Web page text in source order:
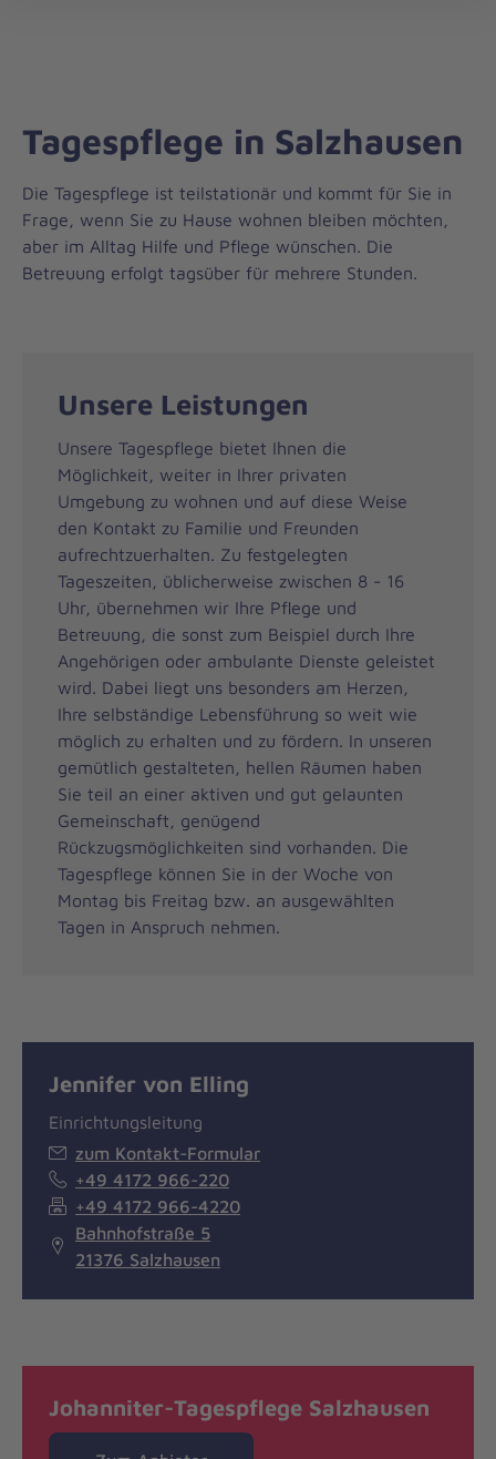
Tagespflege in Salzhausen
Die Tagespflege ist teilstationär und kommt für Sie in
Frage, wenn Sie zu Hause wohnen bleiben möchten,
aber im Alltag Hilfe und Pflege wünschen. Die
Betreuung erfolgt tagsüber für mehrere Stunden.
Unsere Leistungen
Unsere Tagespflege bietet Ihnen die
Möglichkeit, weiter in Ihrer privaten
Umgebung zu wohnen und auf diese Weise
den Kontakt zu Familie und Freunden
aufrechtzuerhalten. Zu festgelegten
Tageszeiten, üblicherweise zwischen 8 - 16
Uhr, übernehmen wir Ihre Pflege und
Betreuung, die sonst zum Beispiel durch Ihre
Angehörigen oder ambulante Dienste geleistet
wird. Dabei liegt uns besonders am Herzen,
Ihre selbständige Lebensführung so weit wie
möglich zu erhalten und zu fördern. In unseren
gemütlich gestalteten, hellen Räumen haben
Sie teil an einer aktiven und gut gelaunten
Gemeinschaft, genügend
Rückzugsmöglichkeiten sind vorhanden. Die
Tagespflege können Sie in der Woche von
Montag bis Freitag bzw. an ausgewählten
Tagen in Anspruch nehmen.
Jennifer von Elling
Einrichtungsleitung
zum Kontakt-Formular
+49 4172 966-220
+49 4172 966-4220
Bahnhofstraße 5
21376 Salzhausen
Johanniter-Tagespflege Salzhausen